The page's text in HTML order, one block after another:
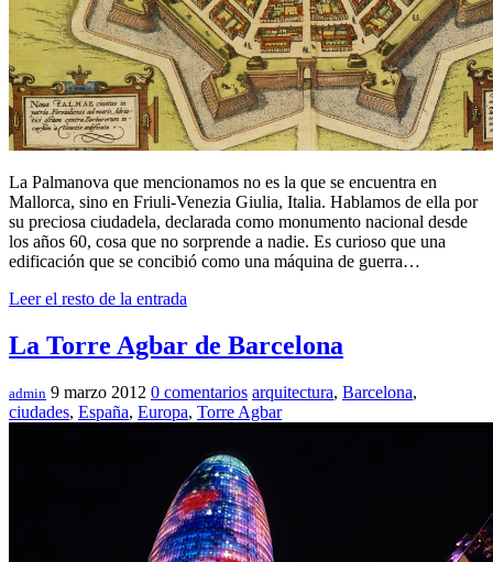
La Palmanova que mencionamos no es la que se encuentra en
Mallorca, sino en Friuli-Venezia Giulia, Italia. Hablamos de ella por
su preciosa ciudadela, declarada como monumento nacional desde
los años 60, cosa que no sorprende a nadie. Es curioso que una
edificación que se concibió como una máquina de guerra…
Leer el resto de la entrada
La Torre Agbar de Barcelona
admin 9 marzo 2012 0 comentarios arquitectura, Barcelona,
ciudades, España, Europa, Torre Agbar